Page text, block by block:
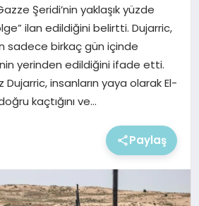
Şeridi’nin yaklaşık yüzde
ilan edildiğini belirtti. Dujarric,
sadece birkaç gün içinde
yerinden edildiğini ifade etti.
Dujarric, insanların yaya olarak El-
kaçtığını ve…
Paylaş